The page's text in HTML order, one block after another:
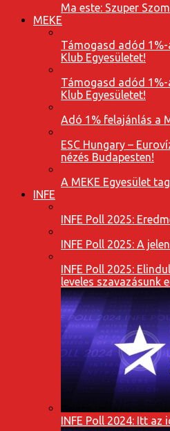
Ma este: Szuper
MEKE
Támogasd adód
Klub Egyesületet!
Támogasd adód
Klub Egyesületet!
Adó 1% felajánlás a
ESC Hungary –
nézés Budapesten!
A MEKE Egyesület
INFE
INFE Poll 2025:
INFE Poll 2025: A
INFE Poll 2025:
leveles szavazásunk
INFE Poll 2024: Itt az